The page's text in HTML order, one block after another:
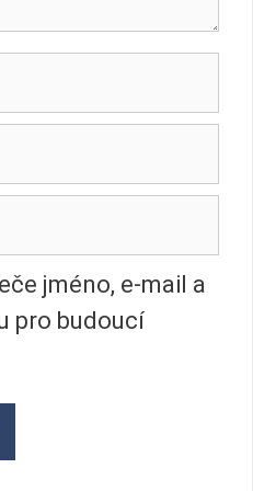
jméno, e-mail a
pro budoucí